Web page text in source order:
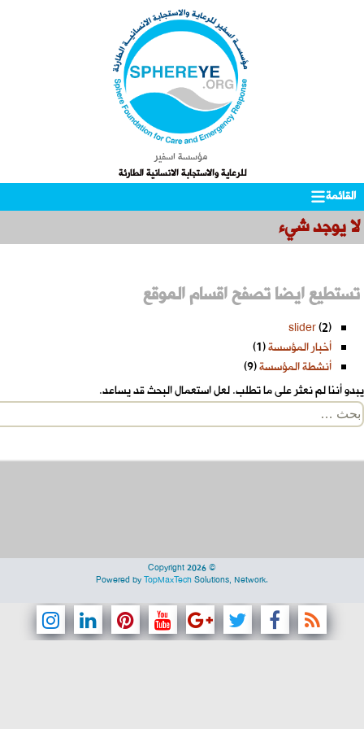
مؤسسة اسفير
للرعاية والاستجابة الانسانية الطارئة
القائمة
إلى
المحتوى
to
secondary
content
لا يوجد شيء
تستطيع ايضا تصفح اقسام الموقع
slider(2)
أخبار المؤسسة(1)
أنشطة المؤسسة(9)
يبدو أننا لم نعثر على ما تطلب. لعل استعمال البحث قد يساعد.
البحث
عن:
Copyright 2026 ©
Powered byTopMaxTechSolutions, Network.